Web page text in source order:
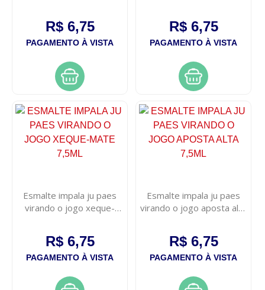
R$ 6,75
PAGAMENTO À VISTA
R$ 6,75
PAGAMENTO À VISTA
Esmalte impala ju paes
virando o jogo xeque-
R$ 6,75
PAGAMENTO À VISTA
Esmalte impala ju paes
virando o jogo aposta alta
R$ 6,75
PAGAMENTO À VISTA